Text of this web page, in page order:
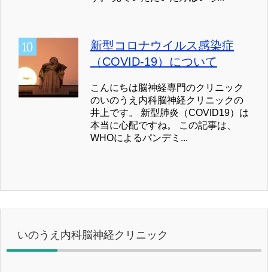
新型コロナウイルス感染症
（COVID-19）について
こんにちは脳神経専門のクリニック
のいのうえ内科脳神経クリニックの
井上です。 新型肺炎（COVID19）は
本当に心配ですね。 この記事は、
WHOによるパンデミ...
いのうえ内科脳神経クリニック